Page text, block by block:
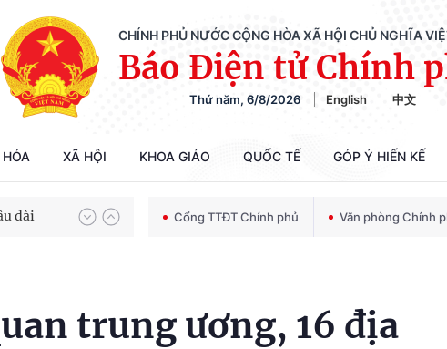
CHÍNH PHỦ NƯỚC CỘNG HÒA XÃ HỘI CHỦ NGHĨA
Báo Điện tử Chính
Thứ năm, 6/8/2026 English 中文
XÃ HỘI KHOA GIÁO QUỐC TẾ GÓP Ý HIẾN KẾ
Chiến dịch 500 ngày đêm tìm kiếm, quy tập và xác định danh tính hài cốt liệt sĩ
Bảo vệ nền tảng tư tưởng của Đảng trong kỷ nguyên phát triển mới
dài Cổng TTĐT Chính phủ Văn phòng Chính
trung ương, 16 địa